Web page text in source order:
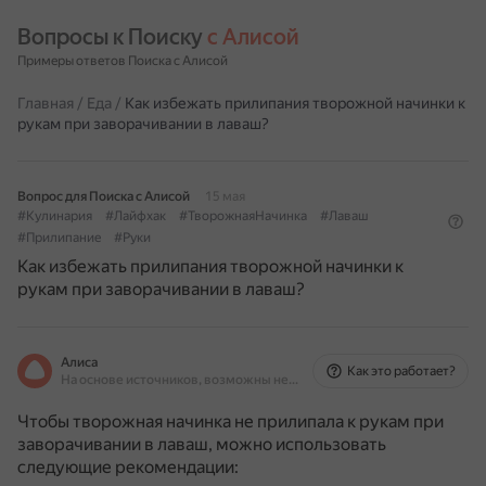
Вопросы к Поиску с Алисой
Примеры ответов Поиска с Алисой
Главная / Еда / Как избежать прилипания творожной начинки к
рукам при заворачивании в лаваш?
Вопрос для Поиска с Алисой
15 мая
#Кулинария
#Лайфхак #ТворожнаяНачинка
#Лаваш
#Прилипание
#Руки
Как избежать прилипания творожной начинки к
рукам при заворачивании в лаваш?
Алиса
На основе источников, возможны неточности
Как это работает?
Чтобы творожная начинка не прилипала к рукам при
заворачивании в лаваш, можно использовать
следующие рекомендации: